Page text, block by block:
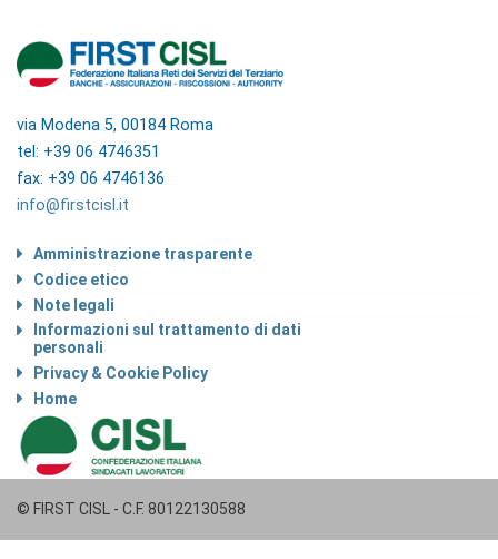
via Modena 5, 00184 Roma
tel: +39 06 4746351
fax: +39 06 4746136
info@firstcisl.it
Amministrazione trasparente
Codice etico
Note legali
Informazioni sul trattamento di dati
personali
Privacy & Cookie Policy
Home
© FIRST CISL - C.F. 80122130588